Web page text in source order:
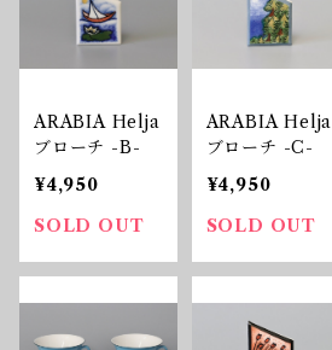
ARABIA Helja
ブローチ -B-
¥4,950
SOLD OUT
ARABIA Helja
ブローチ -C-
¥4,950
SOLD OUT